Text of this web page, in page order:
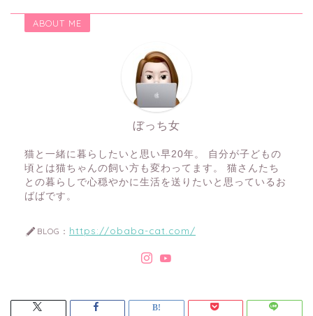
ABOUT ME
ぼっち女
猫と一緒に暮らしたいと思い早20年。 自分が子どもの
頃とは猫ちゃんの飼い方も変わってます。 猫さんたち
との暮らしで心穏やかに生活を送りたいと思っているお
ばばです。
BLOG： https://obaba-cat.com/